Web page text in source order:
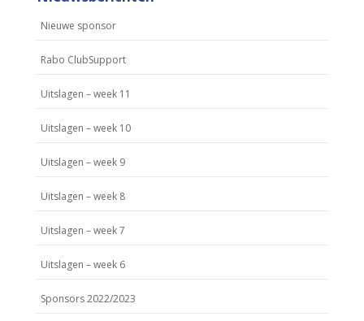
Nieuwe sponsor
Rabo ClubSupport
Uitslagen – week 11
Uitslagen – week 10
Uitslagen – week 9
Uitslagen – week 8
Uitslagen – week 7
Uitslagen – week 6
Sponsors 2022/2023